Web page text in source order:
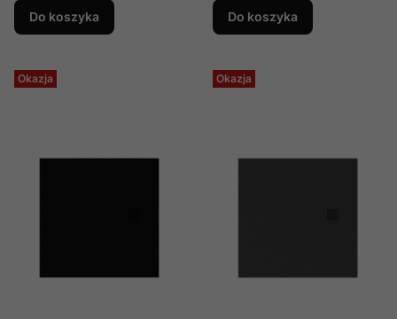
Do koszyka Do koszyka
Okazja Okazja